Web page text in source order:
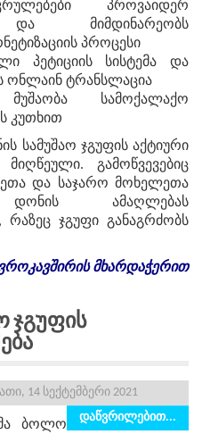
პროვაიდერ
და მიმდინარეობს
პროცესი
პეტიციის სისტემა და
ონლაინ ტრანსლაცია
სამოქალაქო
კუთხით
სამუშაო ჯგუფის აქტიური
გამოწვევებიც
და საჯარო მოხელეთა
დონის ამაღლებას
ჯგუფი განაგრძობს
მხარდაჭერით
Ჯგუფის
14 სექტემბერი 2021
დაწვრილებით...
ბოლო